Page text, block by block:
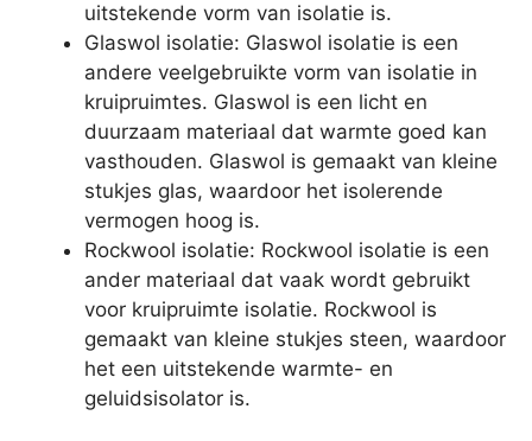
uitstekende vorm van isolatie is.
Glaswol isolatie: Glaswol isolatie is een
andere veelgebruikte vorm van isolatie in
kruipruimtes. Glaswol is een licht en
duurzaam materiaal dat warmte goed kan
vasthouden. Glaswol is gemaakt van kleine
stukjes glas, waardoor het isolerende
vermogen hoog is.
Rockwool isolatie: Rockwool isolatie is een
ander materiaal dat vaak wordt gebruikt
voor kruipruimte isolatie. Rockwool is
gemaakt van kleine stukjes steen, waardoor
het een uitstekende warmte- en
geluidsisolator is.